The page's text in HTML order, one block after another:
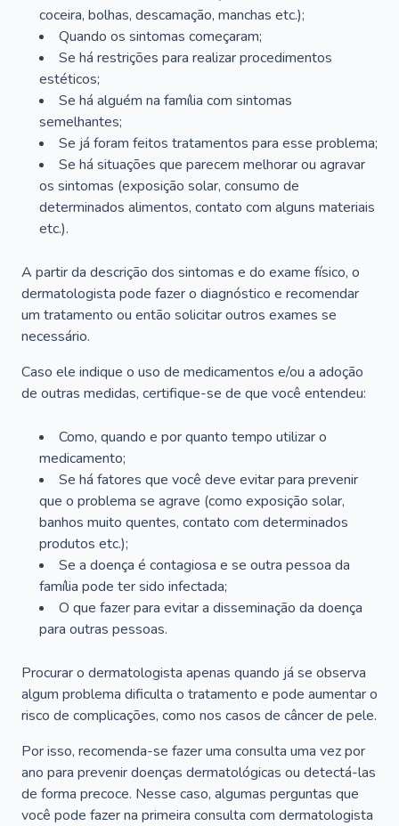
coceira, bolhas, descamação, manchas etc.);
Quando os sintomas começaram;
Se há restrições para realizar procedimentos
estéticos;
Se há alguém na família com sintomas
semelhantes;
Se já foram feitos tratamentos para esse problema;
Se há situações que parecem melhorar ou agravar
os sintomas (exposição solar, consumo de
determinados alimentos, contato com alguns materiais
etc.).
A partir da descrição dos sintomas e do exame físico, o
dermatologista pode fazer o diagnóstico e recomendar
um tratamento ou então solicitar outros exames se
necessário.
Caso ele indique o uso de medicamentos e/ou a adoção
de outras medidas, certifique-se de que você entendeu:
Como, quando e por quanto tempo utilizar o
medicamento;
Se há fatores que você deve evitar para prevenir
que o problema se agrave (como exposição solar,
banhos muito quentes, contato com determinados
produtos etc.);
Se a doença é contagiosa e se outra pessoa da
família pode ter sido infectada;
O que fazer para evitar a disseminação da doença
para outras pessoas.
Procurar o dermatologista apenas quando já se observa
algum problema dificulta o tratamento e pode aumentar o
risco de complicações, como nos casos de câncer de pele.
Por isso, recomenda-se fazer uma consulta uma vez por
ano para prevenir doenças dermatológicas ou detectá-las
de forma precoce. Nesse caso, algumas perguntas que
você pode fazer na primeira consulta com dermatologista